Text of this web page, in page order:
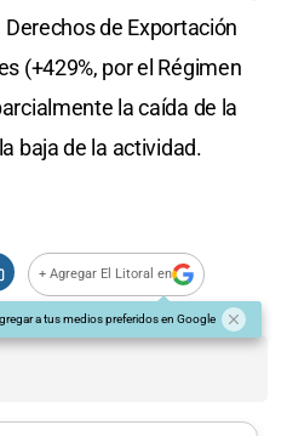
de Exportación
(+429%, por el Régimen
la caída de la
baja de la actividad.
+ Agregar El Litoral en
a tus medios preferidos en Google